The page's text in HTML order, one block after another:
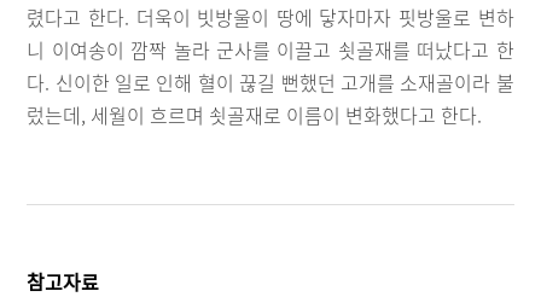
렸다고 한다. 더욱이 빗방울이 땅에 닿자마자 핏방울로 변하
니 이여송이 깜짝 놀라 군사를 이끌고 쇳골재를 떠났다고 한
다. 신이한 일로 인해 혈이 끊길 뻔했던 고개를 소재골이라 불
렀는데, 세월이 흐르며 쇳골재로 이름이 변화했다고 한다.
참고자료